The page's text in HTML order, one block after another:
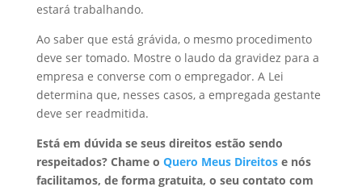
estará trabalhando.
Ao saber que está grávida, o mesmo procedimento
deve ser tomado. Mostre o laudo da gravidez para a
empresa e converse com o empregador. A Lei
determina que, nesses casos, a empregada gestante
deve ser readmitida.
Está em dúvida se seus direitos estão sendo
respeitados? Chame o Quero Meus Direitose nós
facilitamos, de forma gratuita, o seu contato com